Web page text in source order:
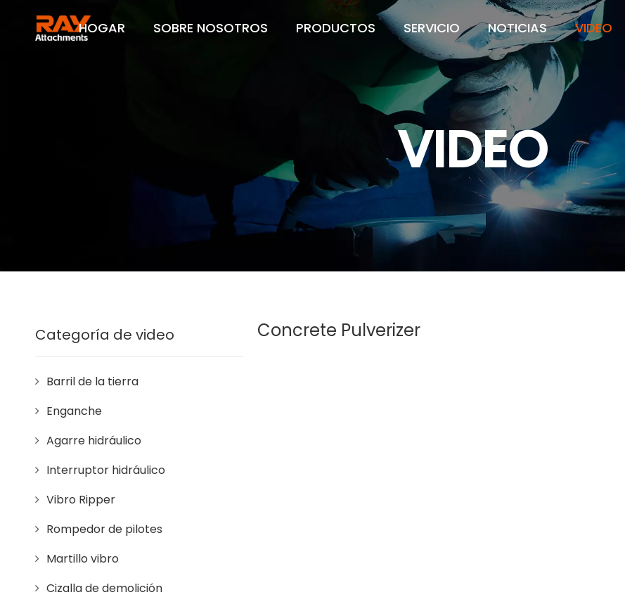
HOGAR SOBRE NOSOTROS PRODUCTOS SERVICIO NOTICIAS VIDEO
VIDEO
Categoría de video
Barril de la tierra
Enganche
Agarre hidráulico
Interruptor hidráulico
Vibro Ripper
Rompedor de pilotes
Martillo vibro
Cizalla de demolición
Concrete Pulverizer